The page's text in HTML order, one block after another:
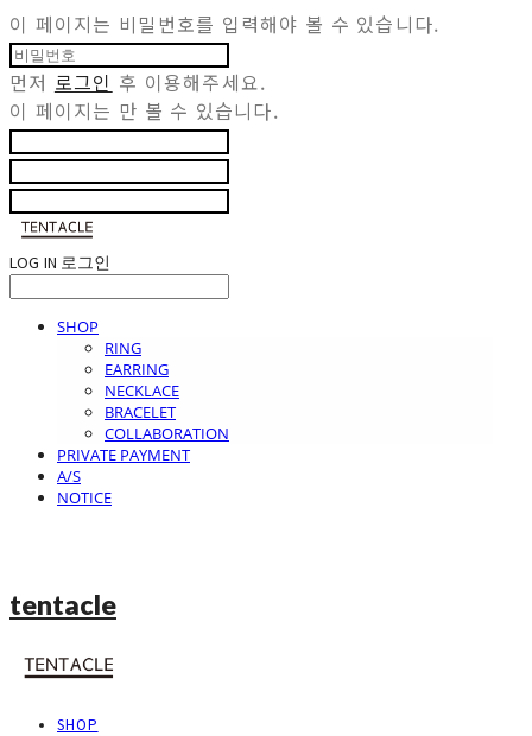
이 페이지는 비밀번호를 입력해야 볼 수 있습니다.
먼저 로그인 후 이용해주세요.
이 페이지는 만 볼 수 있습니다.
LOG IN 로그인
SHOP
RING
EARRING
NECKLACE
BRACELET
COLLABORATION
PRIVATE PAYMENT
A/S
NOTICE
tentacle
SHOP